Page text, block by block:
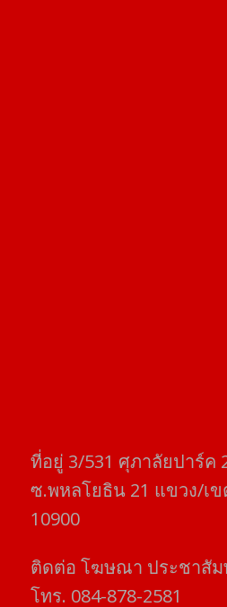
ที่อยู่​ 3/531​ ศุภาลัยปาร์ค​
ซ.พหลโยธิน​ 21​ แขวง/เข
10900
ติดต่อ​ โฆษณา​ ประชาสั
โทร​. 084-878-2581